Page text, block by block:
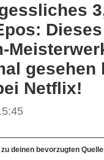
Dieses
gesehen
Netflix!
zu deinen bevorzugten